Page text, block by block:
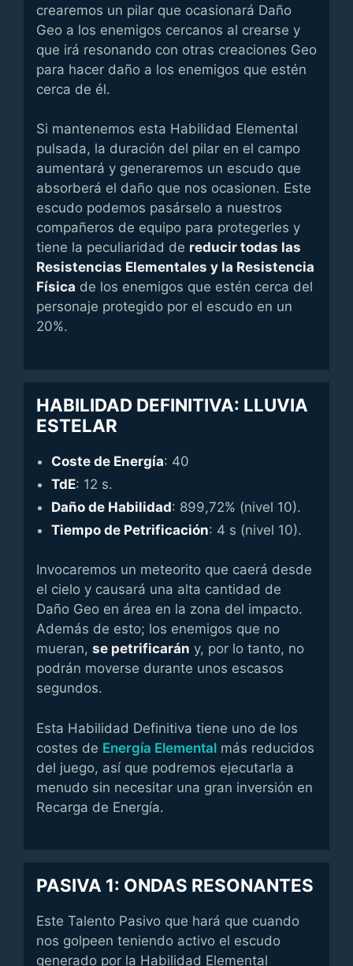
crearemos un pilar que ocasionará Daño
Geo a los enemigos cercanos al crearse y
que irá resonando con otras creaciones Geo
para hacer daño a los enemigos que estén
cerca de él.
Si mantenemos esta Habilidad Elemental
pulsada, la duración del pilar en el campo
aumentará y generaremos un escudo que
absorberá el daño que nos ocasionen. Este
escudo podemos pasárselo a nuestros
compañeros de equipo para protegerles y
tiene la peculiaridad de reducir todas las
Resistencias Elementales y la Resistencia
Física de los enemigos que estén cerca del
personaje protegido por el escudo en un
20%.
HABILIDAD DEFINITIVA: LLUVIA
ESTELAR
Coste de Energía: 40
TdE: 12 s.
Daño de Habilidad: 899,72% (nivel 10).
Tiempo de Petrificación: 4 s (nivel 10).
Invocaremos un meteorito que caerá desde
el cielo y causará una alta cantidad de
Daño Geo en área en la zona del impacto.
Además de esto; los enemigos que no
mueran, se petrificarán y, por lo tanto, no
podrán moverse durante unos escasos
segundos.
Esta Habilidad Definitiva tiene uno de los
costes de Energía Elemental más reducidos
del juego, así que podremos ejecutarla a
menudo sin necesitar una gran inversión en
Recarga de Energía.
PASIVA 1: ONDAS RESONANTES
Este Talento Pasivo que hará que cuando
nos golpeen teniendo activo el escudo
generado por la Habilidad Elemental